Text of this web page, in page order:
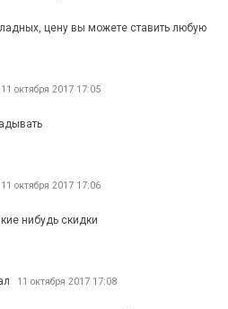
цену вы можете ставить любую
11 октября 2017 17:05
11 октября 2017 17:06
нибудь скидки
11 октября 2017 17:08